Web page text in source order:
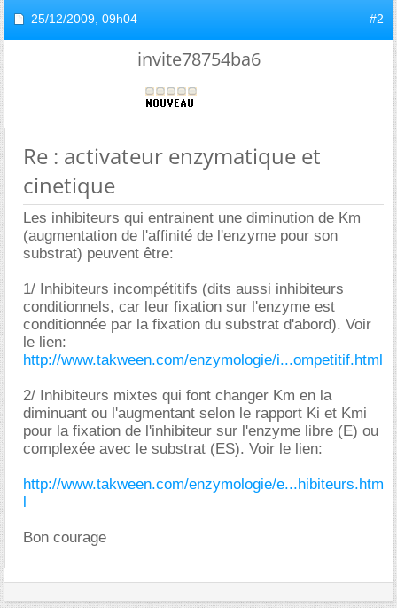
25/12/2009, 09h04 #2
invite78754ba6
Re : activateur enzymatique et
cinetique
Les inhibiteurs qui entrainent une diminution de Km
(augmentation de l'affinité de l'enzyme pour son
substrat) peuvent être:
1/ Inhibiteurs incompétitifs (dits aussi inhibiteurs
conditionnels, car leur fixation sur l'enzyme est
conditionnée par la fixation du substrat d'abord). Voir
le lien:
http://www.takween.com/enzymologie/i...ompetitif.html
2/ Inhibiteurs mixtes qui font changer Km en la
diminuant ou l'augmentant selon le rapport Ki et Kmi
pour la fixation de l'inhibiteur sur l'enzyme libre (E) ou
complexée avec le substrat (ES). Voir le lien:
http://www.takween.com/enzymologie/e...hibiteurs.htm
l
Bon courage